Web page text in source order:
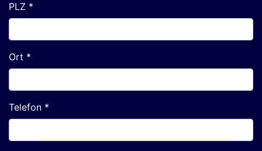
PLZ *
Ort *
Telefon *